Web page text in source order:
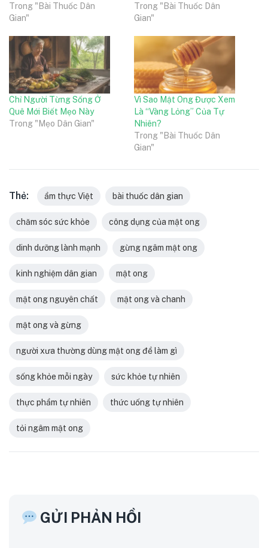
Trong "Bài Thuốc Dân
Gian"
Trong "Bài Thuốc Dân
Gian"
Chỉ Người Từng Sống Ở
Quê Mới Biết Mẹo Này
Trong "Mẹo Dân Gian"
Vì Sao Mật Ong Được Xem
Là “Vàng Lỏng” Của Tự
Nhiên?
Trong "Bài Thuốc Dân
Gian"
Thẻ: ẩm thực Việt bài thuốc dân gian
chăm sóc sức khỏe công dụng của mật ong
dinh dưỡng lành mạnh gừng ngâm mật ong
kinh nghiệm dân gian mật ong
mật ong nguyên chất mật ong và chanh
mật ong và gừng
người xưa thường dùng mật ong để làm gì
sống khỏe mỗi ngày sức khỏe tự nhiên
thực phẩm tự nhiên thức uống tự nhiên
tỏi ngâm mật ong
GỬI PHẢN HỒI